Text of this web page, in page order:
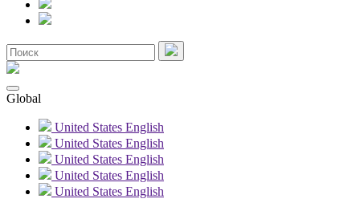
Global
United States English
United States English
United States English
United States English
United States English